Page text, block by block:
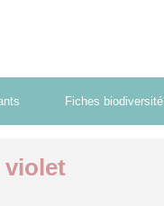
Fiches biodiversité
violet